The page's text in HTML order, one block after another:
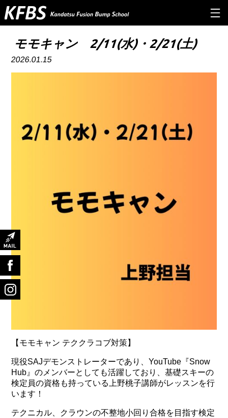
TOP
ABOUT US
INSTRUCTOR
NEWS&INFO
PRIVERCYPOLICY
モモキャン 2/11(水)・2/21(土)
2026.01.15
【モモキャン テククラコブ対策】
現役SAJデモンストレーターであり、YouTube『Snow
Hub』のメンバーとしても活躍しており、基礎スキーの
検定員の資格も持っている上野桃子講師がレッスンを行
います！
テクニカル、クラウンの不整地小回り合格を目指す検定